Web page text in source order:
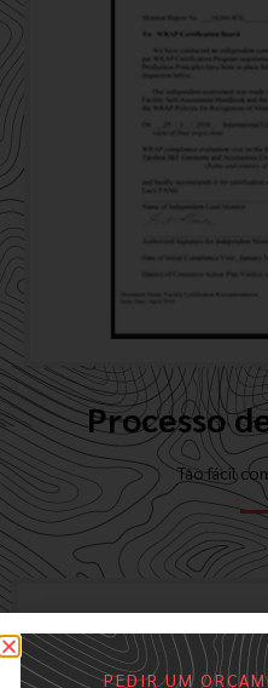
Processo
Tão fácil
PEDIR UM